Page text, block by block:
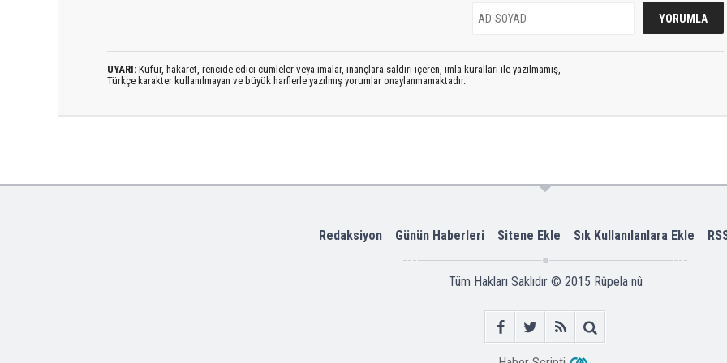
UYARI: Küfür, hakaret, rencide edici cümleler veya imalar, inançlara saldırı içeren, imla kuralları ile yazılmamış,
Türkçe karakter kullanılmayan ve büyük harflerle yazılmış yorumlar onaylanmamaktadır.
Redaksiyon Günün Haberleri Sitene Ekle Sık Kullanılanlara Ekle
Tüm Hakları Saklıdır © 2015 Rûpela nû